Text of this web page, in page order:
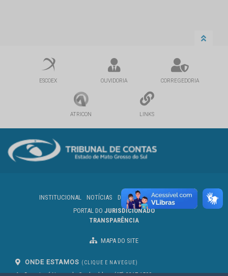
ESCOEX OUVIDORIA CORREGEDORIA
ATRICON LINKS
INSTITUCIONAL NOTÍCIAS DIÁRIO OFICIAL
SERVIDOR
PORTAL DO JURISDICIONADO
TRANSPARÊNCIA
MAPA DO SITE
ONDE ESTAMOS (CLIQUE E NAVEGUE)
Av. Des. José Nunes da Cunha, bloco(67) 3317-1500